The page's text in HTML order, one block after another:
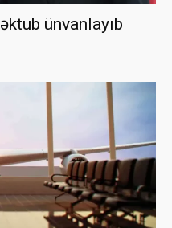
ünvanlayıb